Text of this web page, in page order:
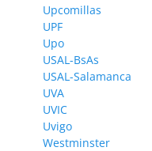
Upcomillas
UPF
Upo
USAL-BsAs
USAL-Salamanca
UVA
UVIC
Uvigo
Westminster